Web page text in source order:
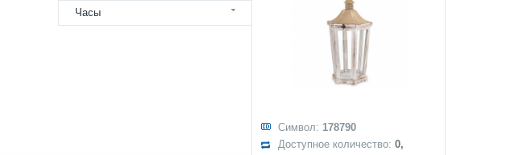
Часы
Символ: 178790
Доступное количество: 0,